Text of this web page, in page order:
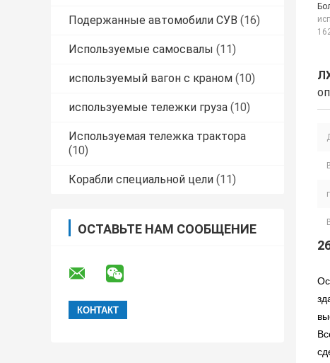
Подержанные автомобили СУВ (16)
Используемые самосвалы (11)
используемый вагон с краном (10)
используемые тележки груза (10)
Используемая тележка трактора
(10)
Корабли специальной цели (11)
ОСТАВЬТЕ НАМ СООБЩЕНИЕ